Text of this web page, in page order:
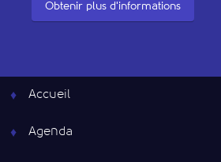
Obtenir plus d'informations
Accueil
Agenda